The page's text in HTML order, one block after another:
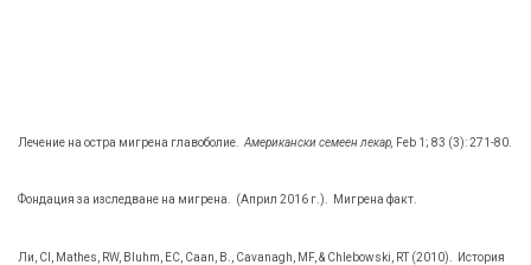
Лечение на остра мигрена главоболие. Американски семеен лекар, Feb 1; 83 (3): 271-80.
Фондация за изследване на мигрена. (Април 2016 г.). Мигрена факт.
Ли, CI, Mathes, RW, Bluhm, EC, Caan, B., Cavanagh, MF, & Chlebowski, RT (2010). История